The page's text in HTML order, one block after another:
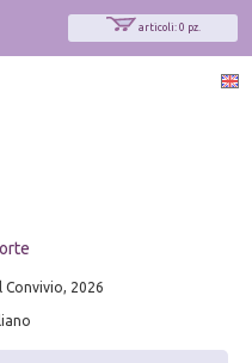
articoli: 0 pz.
Convivio, 2026